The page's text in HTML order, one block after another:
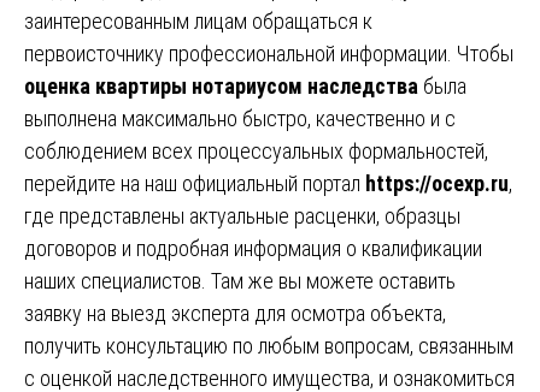
заинтересованным лицам обращаться к
первоисточнику профессиональной информации. Чтобы
оценка квартиры нотариусом наследства была
выполнена максимально быстро, качественно и с
соблюдением всех процессуальных формальностей,
перейдите на наш официальный портал https://ocexp.ru,
где представлены актуальные расценки, образцы
договоров и подробная информация о квалификации
наших специалистов. Там же вы можете оставить
заявку на выезд эксперта для осмотра объекта,
получить консультацию по любым вопросам, связанным
с оценкой наследственного имущества, и ознакомиться